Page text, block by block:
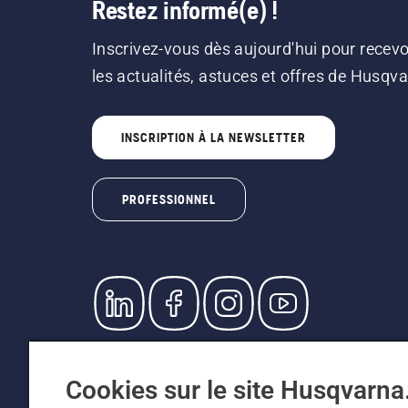
Restez informé(e) !
Inscrivez-vous dès aujourd'hui pour
les actualités, astuces et offres de
INSCRIPTION À LA NEWSLETTER
PROFESSIONNEL
© Husqvarna AB (publ). Tous droits
prix indiqués sont des prix de vente
Conditions générales de vente Politique de retour
Cookies sur le site